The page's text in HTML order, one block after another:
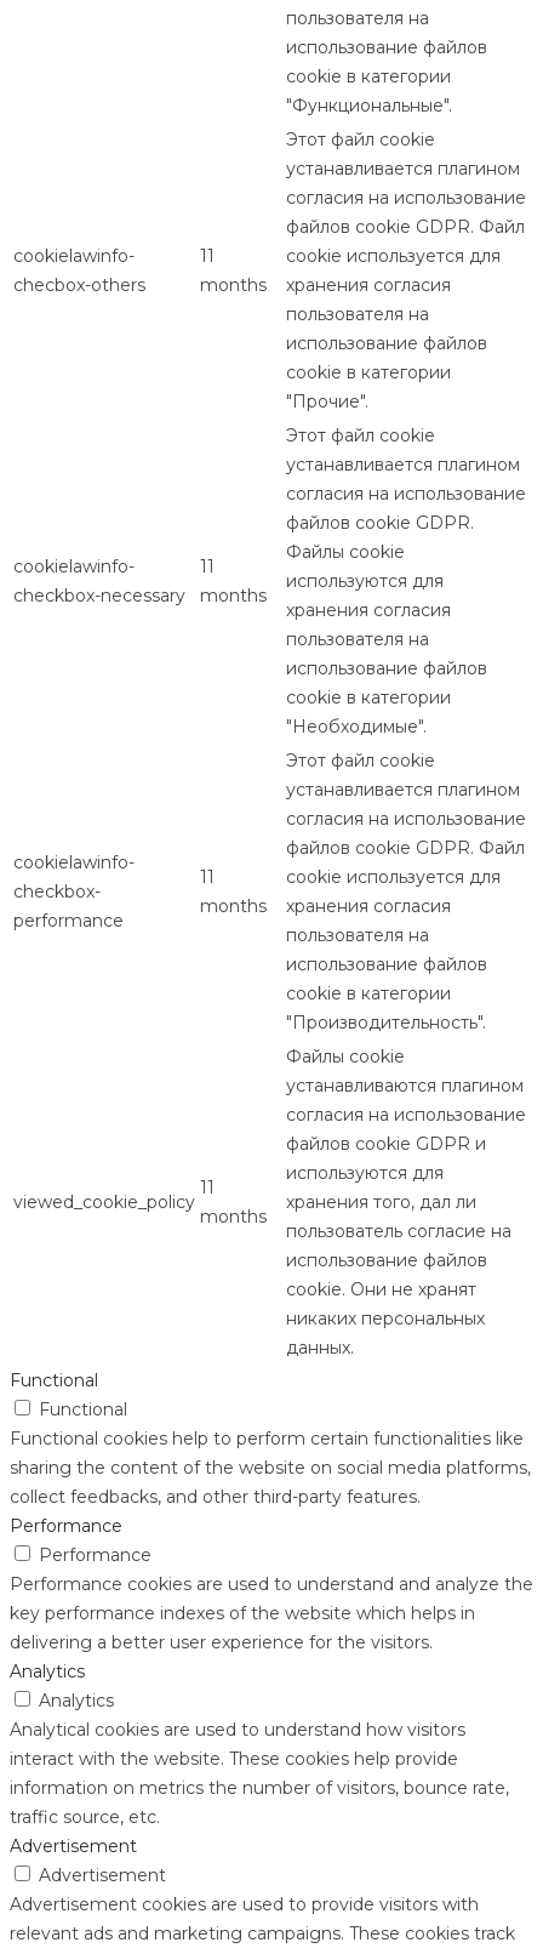
пользователя на
использование файлов
cookie в категории
"Функциональные".
cookielawinfo-
checbox-others
11
months
Этот файл cookie
устанавливается плагином
согласия на использование
файлов cookie GDPR. Файл
cookie используется для
хранения согласия
пользователя на
использование файлов
cookie в категории
"Прочие".
cookielawinfo-
checkbox-necessary
11
months
Этот файл cookie
устанавливается плагином
согласия на использование
файлов cookie GDPR.
Файлы cookie
используются для
хранения согласия
пользователя на
использование файлов
cookie в категории
"Необходимые".
cookielawinfo-
checkbox-
performance
11
months
Этот файл cookie
устанавливается плагином
согласия на использование
файлов cookie GDPR. Файл
cookie используется для
хранения согласия
пользователя на
использование файлов
cookie в категории
"Производительность".
viewed_cookie_policy
11
months
Файлы cookie
устанавливаются плагином
согласия на использование
файлов cookie GDPR и
используются для
хранения того, дал ли
пользователь согласие на
использование файлов
cookie. Они не хранят
никаких персональных
данных.
Functional
Functional
Functional cookies help to perform certain functionalities like
sharing the content of the website on social media platforms,
collect feedbacks, and other third-party features.
Performance
Performance
Performance cookies are used to understand and analyze the
key performance indexes of the website which helps in
delivering a better user experience for the visitors.
Analytics
Analytics
Analytical cookies are used to understand how visitors
interact with the website. These cookies help provide
information on metrics the number of visitors, bounce rate,
traffic source, etc.
Advertisement
Advertisement
Advertisement cookies are used to provide visitors with
relevant ads and marketing campaigns. These cookies track